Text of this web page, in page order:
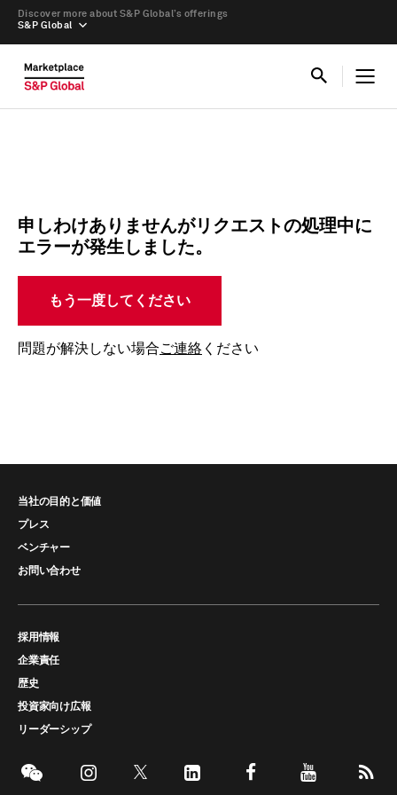
S&P Global
Discover more about S&P Global’s offerings
申しわけありませんがリクエストの処理中に
エラーが発生しました。
もう一度してください
問題が解決しない場合ご連絡 ください
当社の目的と価値
プレス
ベンチャー
お問い合わせ
採用情報
企業責任
歴史
投資家向け広報
リーダーシップ